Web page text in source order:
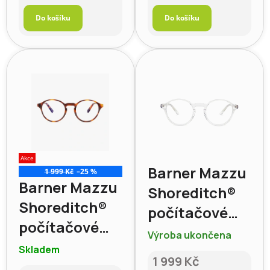
cena:
Do košíku
cena:
Do košíku
Akce
1 999 Kč –25 %
Barner Mazzu
Shoreditch®
počítačové
brýle, Havana
Skladem
Barner Mazzu
Shoreditch®
počítačové
brýle, Crystal
Výroba ukončena
1 999 Kč